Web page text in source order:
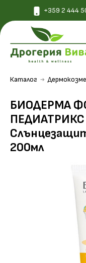
+359 2 444
Каталог
БИОДЕРМА
ПЕДИАТРИКС
200мл